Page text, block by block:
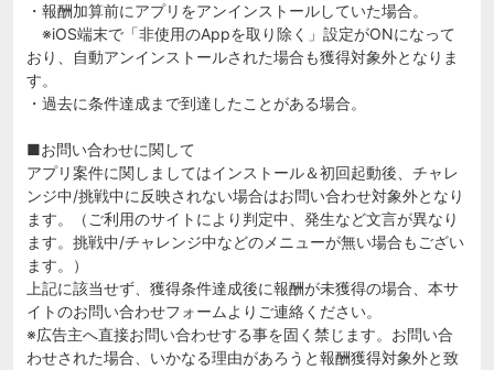
・報酬加算前にアプリをアンインストールしていた場合。
※iOS端末で「非使用のAppを取り除く」設定がONになって
おり、自動アンインストールされた場合も獲得対象外となりま
す。
・過去に条件達成まで到達したことがある場合。
■お問い合わせに関して
アプリ案件に関しましてはインストール＆初回起動後、チャレ
ンジ中/挑戦中に反映されない場合はお問い合わせ対象外となり
ます。（ご利用のサイトにより判定中、発生など文言が異なり
ます。挑戦中/チャレンジ中などのメニューが無い場合もござい
ます。）
上記に該当せず、獲得条件達成後に報酬が未獲得の場合、本サ
イトのお問い合わせフォームよりご連絡ください。
※広告主へ直接お問い合わせする事を固く禁じます。お問い合
わせされた場合、いかなる理由があろうと報酬獲得対象外と致